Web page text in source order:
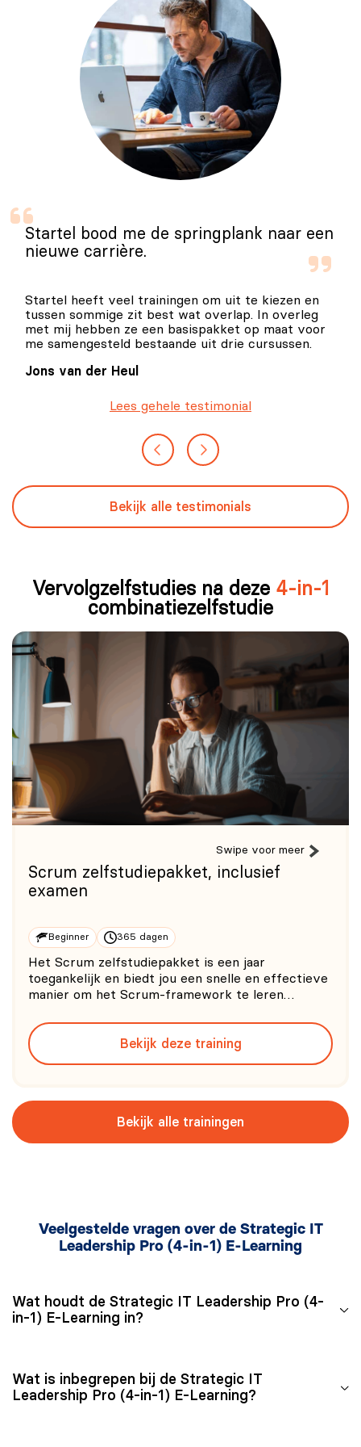
Startel bood me de springplank naar een
nieuwe carrière.
Startel heeft veel trainingen om uit te kiezen en
tussen sommige zit best wat overlap. In overleg
met mij hebben ze een basispakket op maat voor
me samengesteld bestaande uit drie cursussen.
Jons van der Heul
Lees gehele testimonial
Bekijk alle testimonials
Vervolgzelfstudies na deze 4-in-1
combinatiezelfstudie
Swipe voor meer
Scrum zelfstudiepakket, inclusief
examen
Beginner 365 dagen
Het Scrum zelfstudiepakket is een jaar
toegankelijk en biedt jou een snelle en effectieve
manier om het Scrum-framework te leren
PSM I examen van Scrum.org. Door middel van
een gestructureerde opzet en korte,
overzichtelijke lessen zul je stap voor st
Bekijk deze training
Bekijk alle trainingen
Veelgestelde vragen over de Strategic IT
Leadership Pro (4-in-1) E-Learning
Wat houdt de Strategic IT Leadership Pro (4-
in-1) E-Learning in?
bestaat uit vier zelfstudiepakketten, namelijk
Lean IT Leadership,IT Business Relationship Manager
Wat is inbegrepen bij de Strategic IT
Leadership Pro (4-in-1) E-Learning?